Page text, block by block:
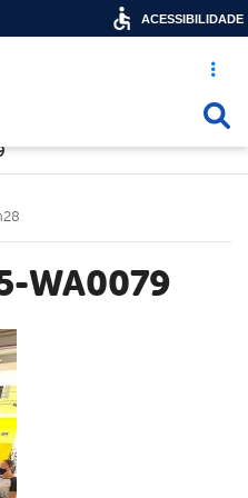
Acesso
WA0079
ACESSIBILIDADE